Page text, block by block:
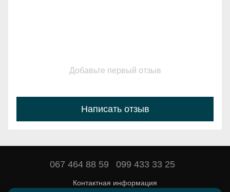
Добавьте первый отзыв
Написать отзыв
067 464 88 59 099 433 33 25
Контактная информация